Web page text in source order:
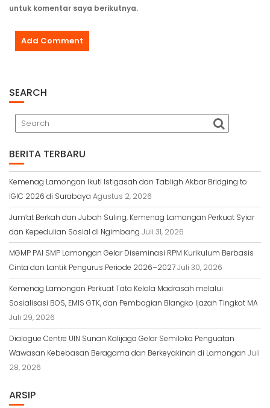
untuk komentar saya berikutnya.
SEARCH
BERITA TERBARU
Kemenag Lamongan Ikuti Istigasah dan Tabligh Akbar Bridging to
IGIC 2026 di Surabaya Agustus 2, 2026
Jum’at Berkah dan Jubah Suling, Kemenag Lamongan Perkuat Syiar
dan Kepedulian Sosial di Ngimbang Juli 31, 2026
MGMP PAI SMP Lamongan Gelar Diseminasi RPM Kurikulum Berbasis
Cinta dan Lantik Pengurus Periode 2026–2027Juli 30, 2026
Kemenag Lamongan Perkuat Tata Kelola Madrasah melalui
Sosialisasi BOS, EMIS GTK, dan Pembagian Blangko Ijazah Tingkat MA
Juli 29, 2026
Dialogue Centre UIN Sunan Kalijaga Gelar Semiloka Penguatan
Wawasan Kebebasan Beragama dan Berkeyakinan di Lamongan Juli
28, 2026
ARSIP